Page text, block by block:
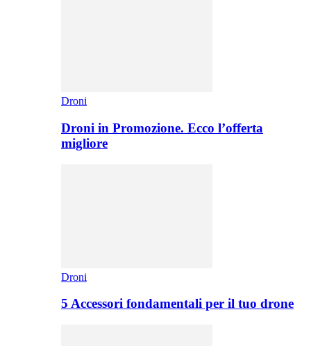
Droni
Droni in Promozione. Ecco l’offerta
migliore
Droni
5 Accessori fondamentali per il tuo drone